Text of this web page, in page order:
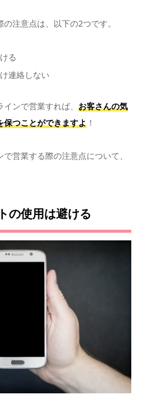
注意点は、以下の2つです。
る
連絡しない
ンで営業すれば、 お客さんの気
保つことができますよ！
営業する際の注意点について、
の使用は避ける